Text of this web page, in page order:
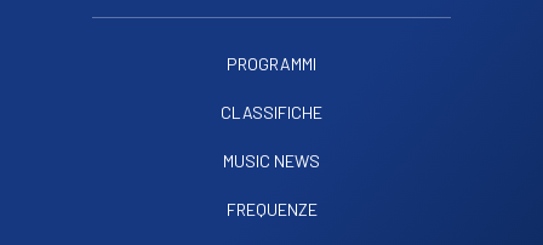
PROGRAMMI
CLASSIFICHE
MUSIC NEWS
FREQUENZE